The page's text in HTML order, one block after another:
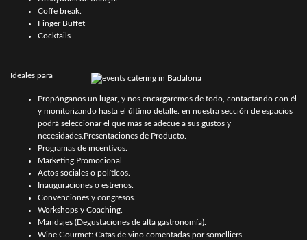
Coffe break.
Finger Buffet
Cocktails
Ideales para
Propónganos un lugar, y nos encargaremos de todo, contactando con él
y monitorizando hasta el último detalle. en nuestra sección de espacios
podrá seleccionar el que más se adecue a sus gustos y
necesidades.Presentaciones de Producto.
Programas de incentivos.
Marketing Promocional.
Actos sociales o políticos.
Inauguraciones o estrenos.
Convenciones y congresos.
Workshops y Coaching.
Maridajes (Degustaciones de alta gastronomía).
Wine Gourmet: Catas de vino comentadas por somelliers.